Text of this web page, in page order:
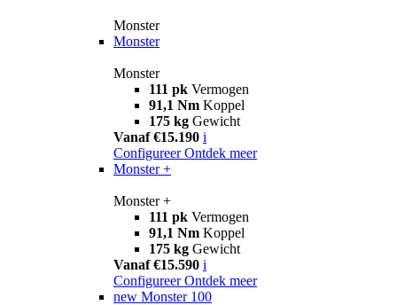
Monster
Monster
Monster
111 pk Vermogen
91,1 Nm Koppel
175 kg Gewicht
Vanaf €15.190 i
Configureer Ontdek meer
Monster +
Monster +
111 pk Vermogen
91,1 Nm Koppel
175 kg Gewicht
Vanaf €15.590 i
Configureer Ontdek meer
new Monster 100